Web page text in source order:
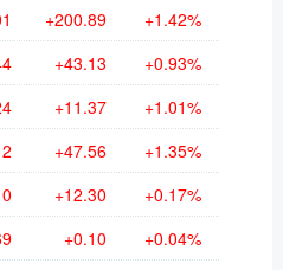
+200.89 +1.42%
+43.13 +0.93%
+11.37 +1.01%
+47.56 +1.35%
+12.30 +0.17%
+0.10 +0.04%